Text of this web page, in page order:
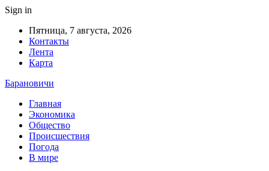
Sign in
Пятница, 7 августа, 2026
Контакты
Лента
Карта
Барановичи
Главная
Экономика
Общество
Происшествия
Погода
В мире